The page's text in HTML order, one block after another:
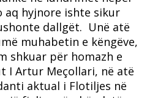
aq hyjnore ishte sikur
dallgët. Unë atë
muhabetin e këngëve,
shkuar për homazh e
I Artur Meçollari, në atë
aktual i Flotiljes në